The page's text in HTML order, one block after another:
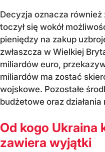
Decyzja oznacza
toczył się wokół
pieniędzy na zakup
zwłaszcza w Wielkiej
miliardów euro,
miliardów ma zostać
wojskowe. Pozostałe
budżetowe oraz
Od kogo Ukraina
zawiera wyjątki